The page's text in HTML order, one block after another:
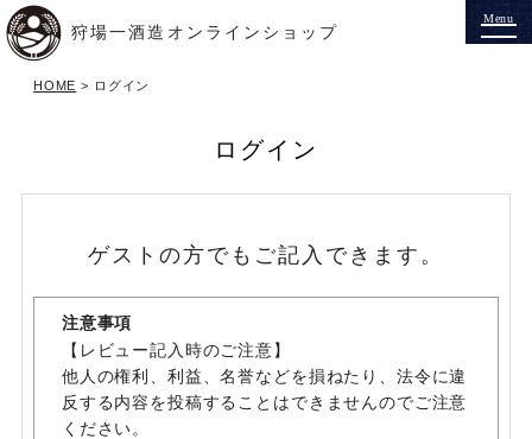
狩場一酒造オンラインショップ
HOME ログイン
ログイン
ゲストの方でもご記入できます。
注意事項
【レビュー記入時のご注意】
他人の権利、利益、名誉などを損ねたり、法令に違
反する内容を投稿することはできませんのでご注意
ください。